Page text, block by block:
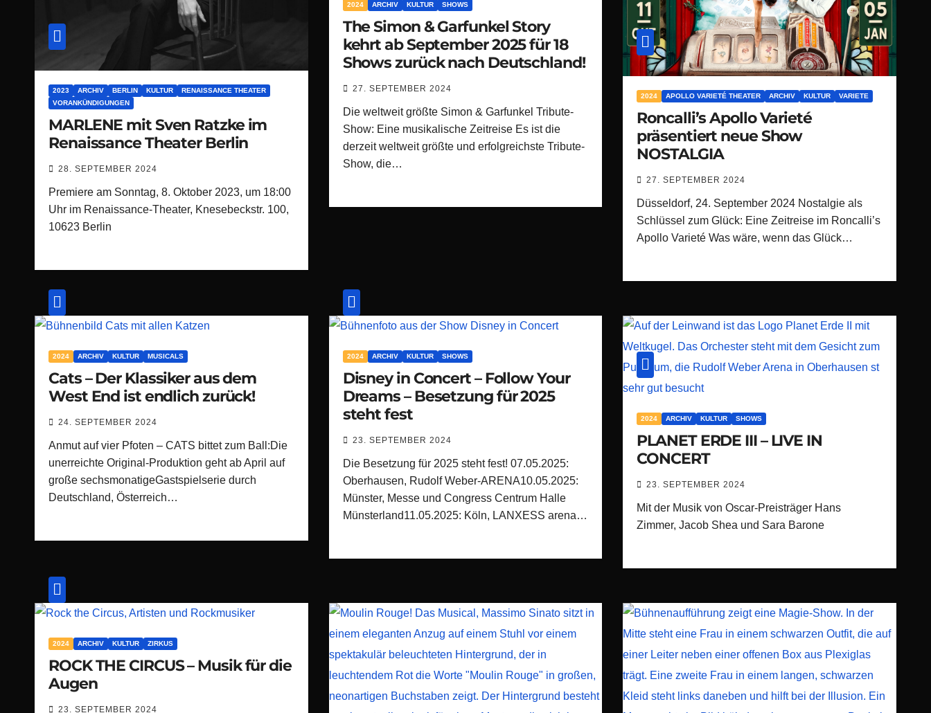
2023 ARCHIV BERLIN KULTUR
RENAISSANCE THEATER
VORANKÜNDIGUNGEN
MARLENE mit Sven Ratzke im
Renaissance Theater Berlin
28. SEPTEMBER 2024
Premiere am Sonntag, 8. Oktober 2023, um 18:00
Uhr im Renaissance-Theater, Knesebeckstr. 100,
10623 Berlin
2024 ARCHIV KULTUR SHOWS
The Simon & Garfunkel Story
kehrt ab September 2025 für 18
Shows zurück nach Deutschland!
27. SEPTEMBER 2024
Die weltweit größte Simon & Garfunkel Tribute-
Show: Eine musikalische Zeitreise Es ist die
derzeit weltweit größte und erfolgreichste Tribute-
Show, die…
2024 APOLLO VARIETÉ THEATER ARCHIV KULTUR VARIETE
Roncalli’s Apollo Varieté
präsentiert neue Show
NOSTALGIA
27. SEPTEMBER 2024
Düsseldorf, 24. September 2024 Nostalgie als
Schlüssel zum Glück: Eine Zeitreise im Roncalli’s
Apollo Varieté Was wäre, wenn das Glück…
2024 ARCHIV KULTUR MUSICALS
Cats – Der Klassiker aus dem
West End ist endlich zurück!
24. SEPTEMBER 2024
Anmut auf vier Pfoten – CATS bittet zum Ball:Die
unerreichte Original-Produktion geht ab April auf
große sechsmonatigeGastspielserie durch
Deutschland, Österreich…
2024 ARCHIV KULTUR SHOWS
Disney in Concert – Follow Your
Dreams – Besetzung für 2025
steht fest
23. SEPTEMBER 2024
Die Besetzung für 2025 steht fest! 07.05.2025:
Oberhausen, Rudolf Weber-ARENA10.05.2025:
Münster, Messe und Congress Centrum Halle
Münsterland11.05.2025: Köln, LANXESS arena…
2024 ARCHIV KULTUR SHOWS
PLANET ERDE III – LIVE IN
CONCERT
23. SEPTEMBER 2024
Mit der Musik von Oscar-Preisträger Hans
Zimmer, Jacob Shea und Sara Barone
2024 ARCHIV KULTUR ZIRKUS
ROCK THE CIRCUS – Musik für die
Augen
23. SEPTEMBER 2024